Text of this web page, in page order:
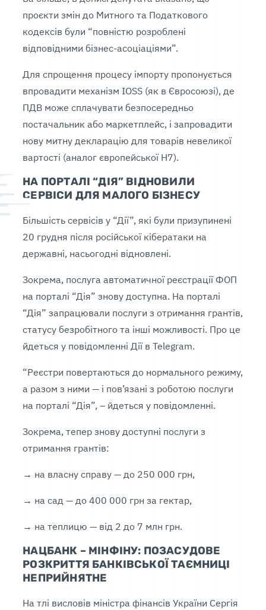
проєкти змін до Митного та Податкового
кодексів були “повністю розроблені
відповідними бізнес-асоціаціями”.
Для спрощення процесу імпорту пропонується
впровадити механізм IOSS (як в Євросоюзі), де
ПДВ може сплачувати безпосередньо
постачальник або маркетплейс, і запровадити
нову митну декларацію для товарів невеликої
вартості (аналог європейської Н7).
НА ПОРТАЛІ “ДІЯ” ВІДНОВИЛИ
СЕРВІСИ ДЛЯ МАЛОГО БІЗНЕСУ
Більшість сервісів у “Дії”, які були призупинені
20 грудня після російської кібератаки на
державні, насьогодні відновлені.
Зокрема, послуга автоматичної реєстрації ФОП
на порталі “Дія” знову доступна. На порталі
“Дія” запрацювали послуги з отримання грантів,
статусу безробітного та інші можливості. Про це
йдеться у повідомленні Дії в Telegram.
“Реєстри повертаються до нормального режиму,
а разом з ними — і пов’язані з роботою послуги
на порталі “Дія”, – йдеться у повідомленні.
Зокрема, тепер знову доступні послуги з
отримання грантів:
→ на власну справу — до 250 000 грн,
→ на сад — до 400 000 грн за гектар,
→ на теплицю — від 2 до 7 млн грн.
НАЦБАНК – МІНФІНУ: ПОЗАСУДОВЕ
РОЗКРИТТЯ БАНКІВСЬКОЇ ТАЄМНИЦІ
НЕПРИЙНЯТНЕ
На тлі висловів міністра фінансів України Сергія